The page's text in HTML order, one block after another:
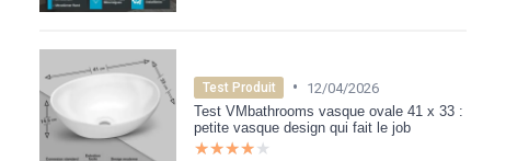
Test Produit •
12/04/2026
Test VMbathrooms vasque ovale 41 x 33 :
petite vasque design qui fait le job
★★★★★
★★★★★